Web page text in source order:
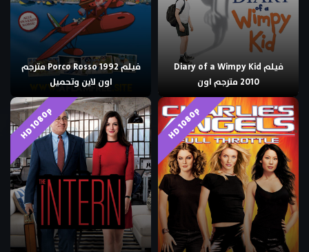
فيلم Diary of a Wimpy Kid
2010 مترجم اون
فيلم Porco Rosso 1992 مترجم
اون لاين وتحميل
HD 1080p
HD 1080p